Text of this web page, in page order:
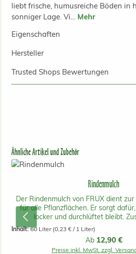
liebt frische, humusreiche Böden in
sonniger Lage. Vi… Mehr
Eigenschaften
Hersteller
Trusted Shops Bewertungen
Produktgalerie überspringen
Ähnliche Artikel und Zubehör
Rindenmulch
Der Rindenmulch von FRUX dient
für alle Pflanzflächen. Er sorgt
locker und durchlüftet bleibt.
Unkrautwuchs gehemmt. Die
feinkörnigen 0-15mm groß. Ein Sack
m2.
Inhalt:60 Liter (0,23 € / 1 Liter)
Regulärer Preis:
Ab 12,90 €
Preise inkl. MwSt. zzgl.